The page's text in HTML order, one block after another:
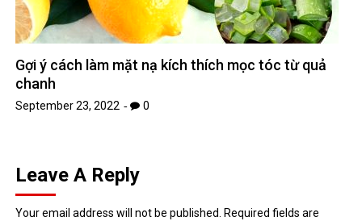
Gợi ý cách làm mặt nạ kích thích mọc tóc từ quả
chanh
September 23, 2022 0
Leave A Reply
Your email address will not be published. Required fields are